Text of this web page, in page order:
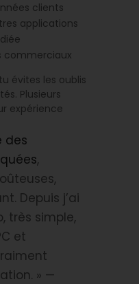
clients
applications
commerciaux
évites les oublis
Plusieurs
expérience
des
,
Depuis j’ai
très simple,
et
» —